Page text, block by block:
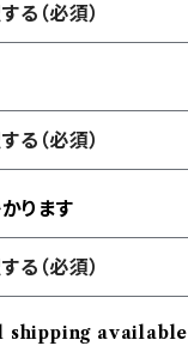
る（必須）
る（必須）
ります
る（必須）
available